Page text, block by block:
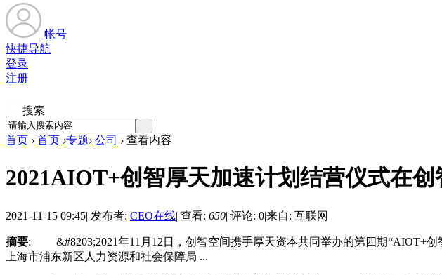
帐号
快捷导航
登录
注册
搜索
首页 › 首页 ›专题› 公司 › 查看内容
2021AIOT+创智厚天加速计划结营仪式在
2021-11-15 09:45| 发布者: CEO在线| 查看: 650| 评论: 0|来自: 互联网
摘要: &#8203;2021年11月12日，创智空间携手厚天资本共同举办的第四期“AIOT+
上海市浦东新区人力资源和社会保障局 ...